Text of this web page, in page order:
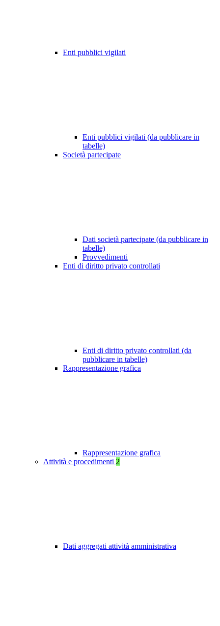
Enti pubblici vigilati
Enti pubblici vigilati (da pubblicare in
tabelle)
Società partecipate
Dati società partecipate (da pubblicare in
tabelle)
Provvedimenti
Enti di diritto privato controllati
Enti di diritto privato controllati (da
pubblicare in tabelle)
Rappresentazione grafica
Rappresentazione grafica
Attività e procedimenti 2
Dati aggregati attività amministrativa